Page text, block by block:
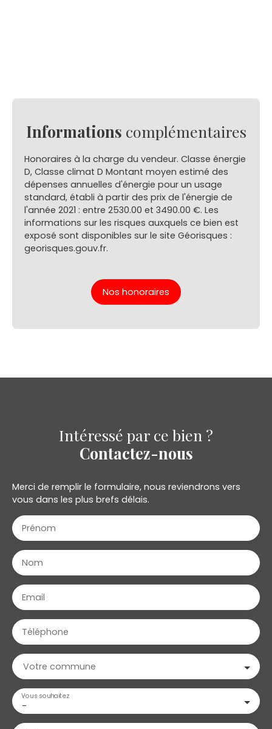
Informations complémentaires
Honoraires à la charge du vendeur. Classe énergie
D, Classe climat D Montant moyen estimé des
dépenses annuelles d'énergie pour un usage
standard, établi à partir des prix de l'énergie de
l'année 2021 : entre 2530.00 et 3490.00 €. Les
informations sur les risques auxquels ce bien est
exposé sont disponibles sur le site Géorisques :
georisques.gouv.fr.
Nos honoraires
Intéressé par ce bien ?
Contactez-nous
Merci de remplir le formulaire, nous reviendrons vers
vous dans les plus brefs délais.
Prénom
Nom
Email
Téléphone
Votre commune
-
Vous souhaitez